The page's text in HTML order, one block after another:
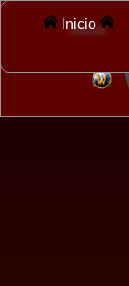
Inicio